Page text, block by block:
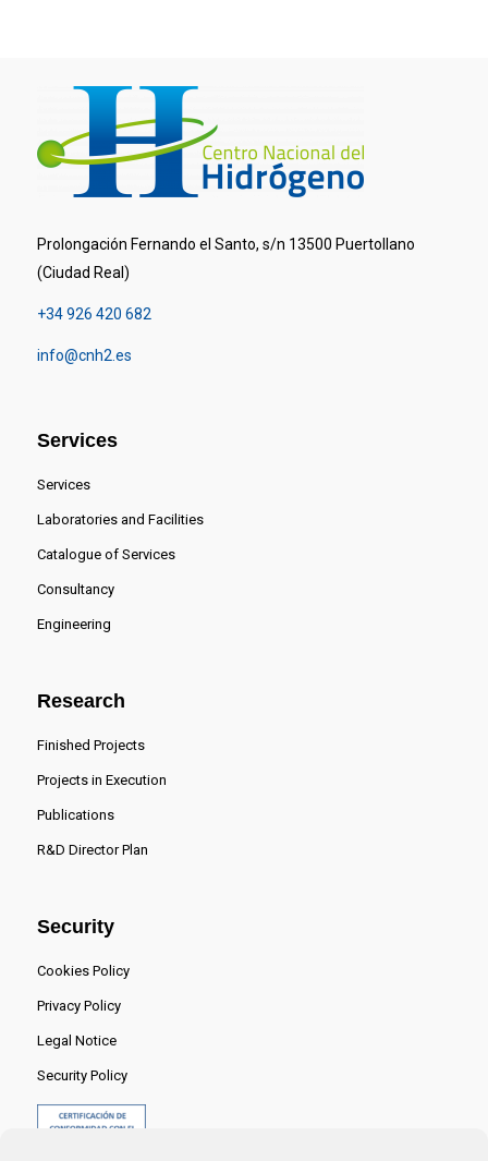
Prolongación Fernando el Santo, s/n 13500 Puertollano
(Ciudad Real)
+34 926 420 682
info@cnh2.es
Services
Services
Laboratories and Facilities
Catalogue of Services
Consultancy
Engineering
Research
Finished Projects
Projects in Execution
Publications
R&D Director Plan
Security
Cookies Policy
Privacy Policy
Legal Notice
Security Policy